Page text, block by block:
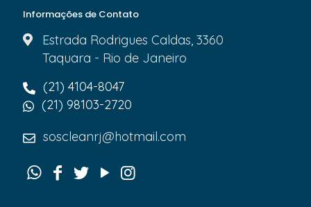
Informações de Contato
Estrada Rodrigues Caldas, 3360
Taquara - Rio de Janeiro
(21) 4104-8047
(21) 98103-2720
soscleanrj@hotmail.com